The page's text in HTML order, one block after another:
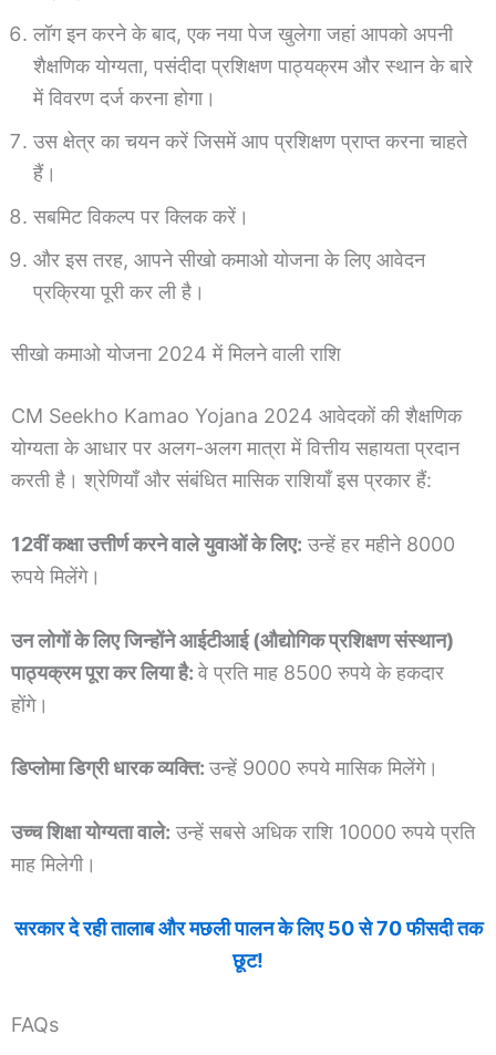
लॉग इन करने के बाद, एक नया पेज खुलेगा जहां आपको अपनी
शैक्षणिक योग्यता, पसंदीदा प्रशिक्षण पाठ्यक्रम और स्थान के बारे
में विवरण दर्ज करना होगा।
उस क्षेत्र का चयन करें जिसमें आप प्रशिक्षण प्राप्त करना चाहते
हैं।
सबमिट विकल्प पर क्लिक करें।
और इस तरह, आपने सीखो कमाओ योजना के लिए आवेदन
प्रक्रिया पूरी कर ली है।
सीखो कमाओ योजना 2024 में मिलने वाली राशि
CM Seekho Kamao Yojana 2024 आवेदकों की शैक्षणिक
योग्यता के आधार पर अलग-अलग मात्रा में वित्तीय सहायता प्रदान
करती है। श्रेणियाँ और संबंधित मासिक राशियाँ इस प्रकार हैं:
12वीं कक्षा उत्तीर्ण करने वाले युवाओं के लिए: उन्हें हर महीने 8000
रुपये मिलेंगे।
उन लोगों के लिए जिन्होंने आईटीआई (औद्योगिक प्रशिक्षण संस्थान)
पाठ्यक्रम पूरा कर लिया है:वे प्रति माह 8500 रुपये के हकदार
होंगे।
डिप्लोमा डिग्री धारक व्यक्ति:उन्हें 9000 रुपये मासिक मिलेंगे।
उच्च शिक्षा योग्यता वाले: उन्हें सबसे अधिक राशि 10000 रुपये प्रति
माह मिलेगी।
सरकार दे रही तालाब और मछली पालन के लिए 50 से 70 फीसदी तक
छूट!
FAQs